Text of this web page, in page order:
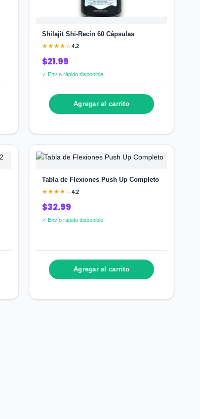
Shilajit Shi-Recin 60 Cápsulas
★★★★☆4.2
$21.99
✓ Envío rápido disponible
Agregar al carrito
Tabla de Flexiones Push Up Completo
★★★★☆4.2
$32.99
✓ Envío rápido disponible
Agregar al carrito